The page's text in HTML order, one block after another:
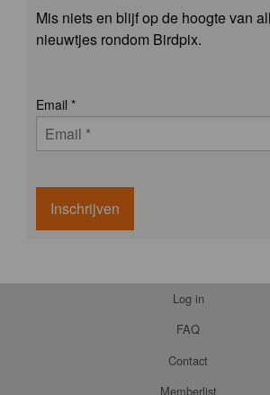
Mis niets en blijf op de hoogte van
nieuwtjes rondom Birdpix.
Email *
Inschrijven
Log in
FAQ
Contact
Memberlist